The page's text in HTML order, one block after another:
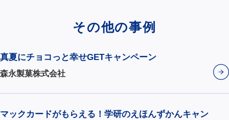
その他の事例
真夏にチョコっと幸せGETキャンペーン
森永製菓株式会社
マックカードがもらえる！学研のえほんずかんキャン